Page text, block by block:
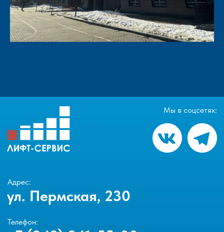
Адрес:
Телефон:
ул. Пермская, 230
Мы в соцсетях: